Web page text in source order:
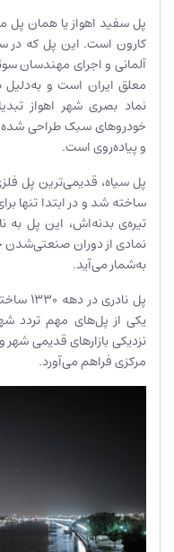
پل سفید اهواز یا همان پل
آلمانی و اجرای مهندسان
معلق ایران است و به‌دلیل
نماد بصری شهر اهواز
خودروهای سبک طراحی
و پیاده‌روی است.
ساخته شد و در ابتدا تنها
تیره‌ی بدنه‌اش، این پل
نمادی از دوران صنعتی‌شدن
به‌شمار می‌آید.
پل
یکی از پل‌های مهم تردد
نزدیکی بازارهای قدیمی
مرکزی فراهم می‌آورد.